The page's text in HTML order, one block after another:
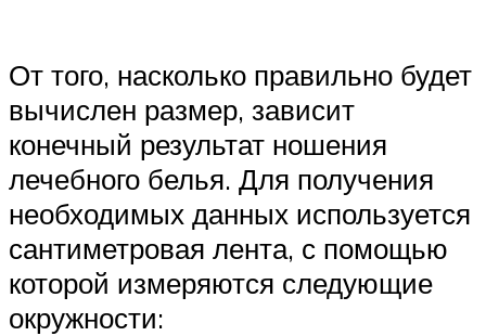
От того, насколько правильно будет
вычислен размер, зависит
конечный результат ношения
лечебного белья. Для получения
необходимых данных используется
сантиметровая лента, с помощью
которой измеряются следующие
окружности: